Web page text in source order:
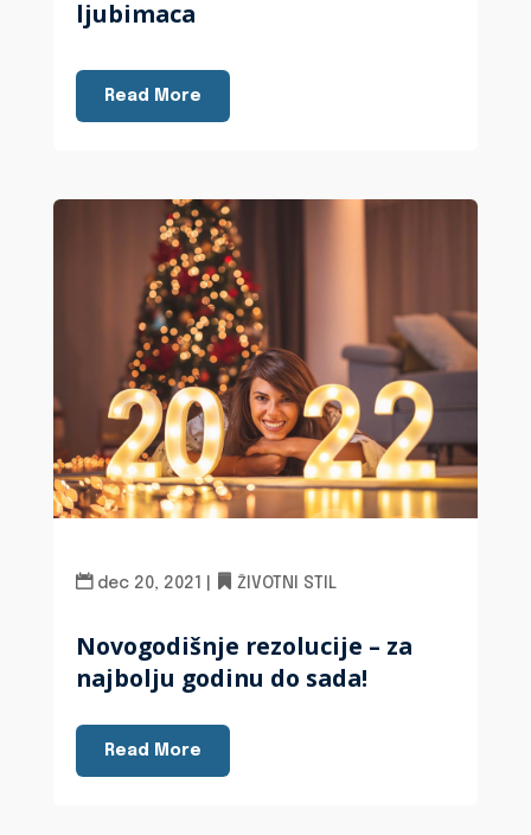
ljubimaca
Read More
Novogodišnje rezolucije – za
najbolju godinu do sada!
dec 20, 2021 ŽIVOTNI STIL
Read More